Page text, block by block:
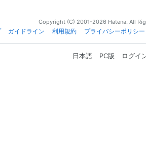
Copyright (C) 2001-2026 Hatena. All
ガイドライン 利用規約 プライバシーポリシー
日本語 PC版 ログイ